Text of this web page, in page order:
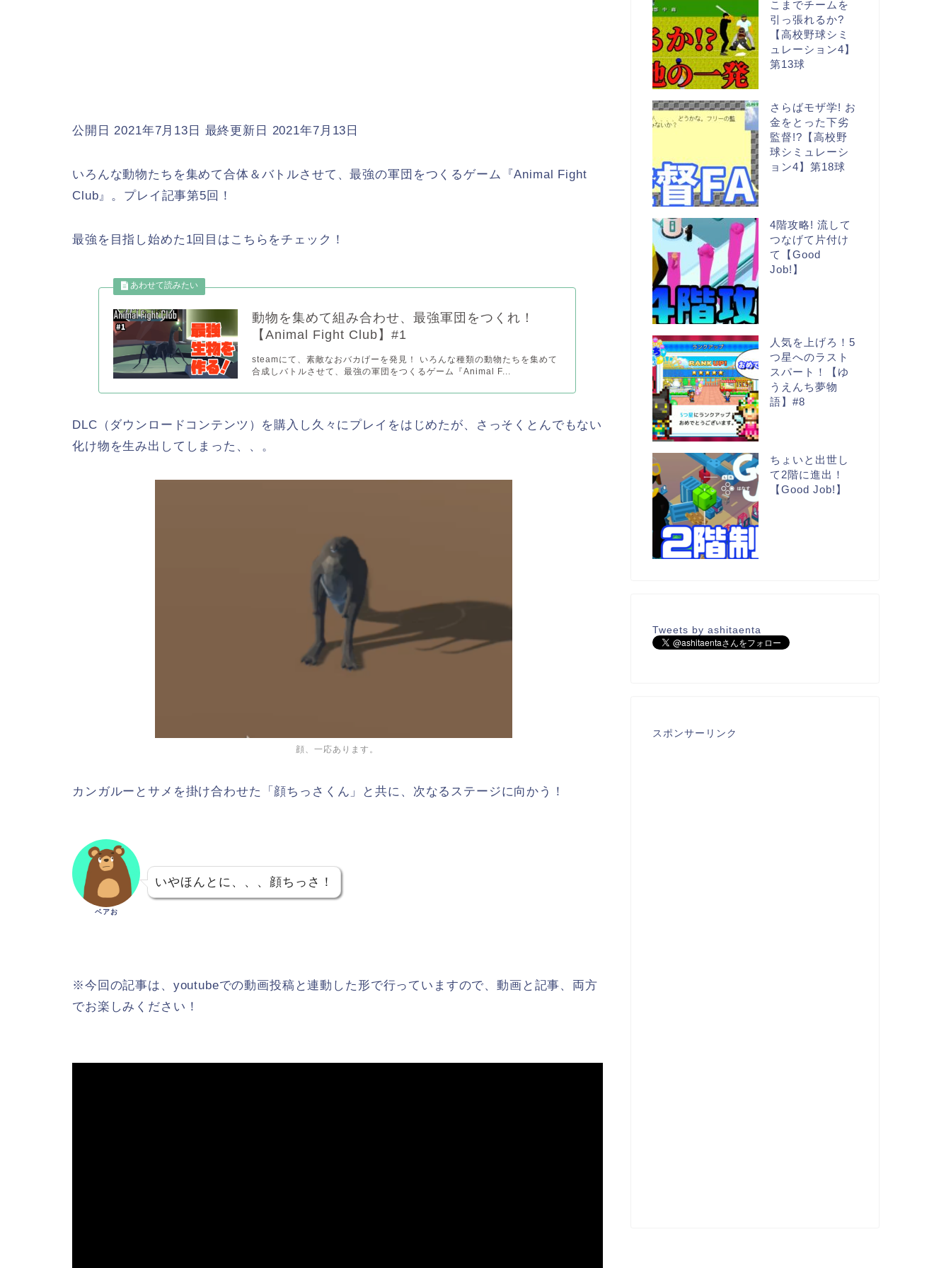
公開日 2021年7月13日 最終更新日 2021年7月13日
いろんな動物たちを集めて合体＆バトルさせて、最強の軍団をつくるゲーム『Animal Fight
Club』。プレイ記事第5回！
最強を目指し始めた1回目はこちらをチェック！
動物を集めて組み合わせ、最強軍団をつくれ！
【Animal Fight Club】#1
steamにて、素敵なおバカげーを発見！ いろんな種類の動物たちを集めて
合成しバトルさせて、最強の軍団をつくるゲーム『Animal F...
DLC（ダウンロードコンテンツ）を購入し久々にプレイをはじめたが、さっそくとんでもない
化け物を生み出してしまった、、。
顔、一応あります。
カンガルーとサメを掛け合わせた「顔ちっさくん」と共に、次なるステージに向かう！
ベアお
いやほんとに、、、顔ちっさ！
※今回の記事は、youtubeでの動画投稿と連動した形で行っていますので、動画と記事、両方
でお楽しみください！
こまでチームを
引っ張れるか?
【高校野球シミ
ュレーション4】
第13球
さらばモザ学! お
金をとった下劣
監督!?【高校野
球シミュレーシ
ョン4】第18球
4階攻略! 流して
つなげて片付け
て【Good
Job!】
人気を上げろ！5
つ星へのラスト
スパート！【ゆ
うえんち夢物
語】#8
ちょいと出世し
て2階に進出！
【Good Job!】
Tweets by ashitaenta
スポンサーリンク